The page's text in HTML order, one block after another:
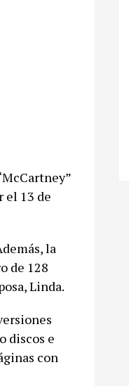
el 13 de
la
de 128
Linda.
discos e
con